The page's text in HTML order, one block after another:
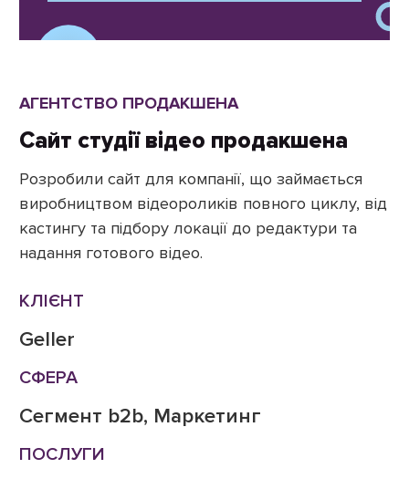
АГЕНТСТВО ПРОДАКШЕНА
Сайт студії відео продакшена
Розробили сайт для компанії, що займається
виробництвом відеороликів повного циклу, від
кастингу та підбору локації до редактури та
надання готового відео.
КЛІЄНТ
Geller
СФЕРА
Сегмент b2b, Маркетинг
ПОСЛУГИ